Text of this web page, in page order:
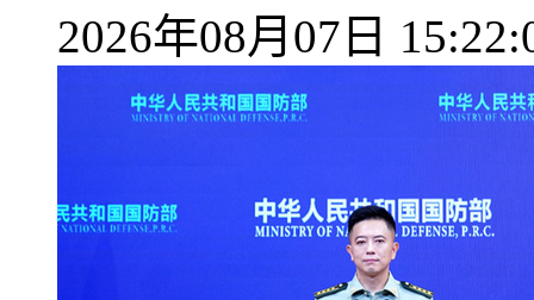
2026年08月07日